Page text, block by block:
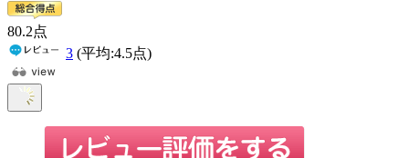
80.2点
3 (平均:4.5点)